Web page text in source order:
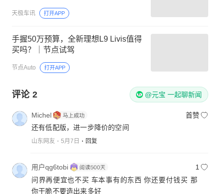
天极车讯 打开APP
手握50万预算，全新理想L9 Livis值得
买吗？｜节点试驾
节点Auto 打开APP
评论 2 @元宝 一起聊新闻
Michel
首赞
还有低配版，进一步降价的空间
山东网友 5月7日 回复
用户qg6tobi
1
问界再便宜也不买 车本事有的东西 你还要付钱买 那
你干脆不要造出来多好